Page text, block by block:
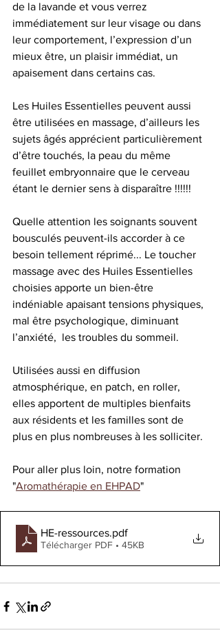
de la lavande et vous verrez
immédiatement sur leur visage ou dans
leur comportement, l’expression d’un
mieux être, un plaisir immédiat, un
apaisement dans certains cas.
Les Huiles Essentielles peuvent aussi
être utilisées en massage, d’ailleurs les
sujets âgés apprécient particulièrement
d’être touchés, la peau du même
feuillet embryonnaire que le cerveau
étant le dernier sens à disparaître !!!!!!
Quelle attention les soignants souvent
bousculés peuvent-ils accorder à ce
besoin tellement réprimé... Le toucher
massage avec des Huiles Essentielles
choisies apporte un bien-être
indéniable apaisant tensions physiques,
mal être psychologique, diminuant
l’anxiété,  les troubles du sommeil.
Utilisées aussi en diffusion
atmosphérique, en patch, en roller,
elles apportent de multiples bienfaits
aux résidents et les familles sont de
plus en plus nombreuses à les solliciter.
Pour aller plus loin, notre formation
"Aromathérapie en EHPAD"
HE-ressources.pdf
Télécharger PDF • 45KB